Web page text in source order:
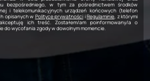
bezpośredniego, w tym za pośrednictwem środków
i telekomunikacyjnych urządzeń końcowych (telefon
opisanych w Polityce prywatności iRegulaminie, z którymi
ich treść. Zostałem/am poinformowany/a o
do wycofania zgody w dowolnym momencie.